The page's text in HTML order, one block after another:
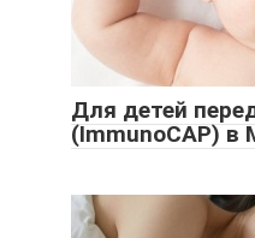
Для детей
(ImmunoCAP) в